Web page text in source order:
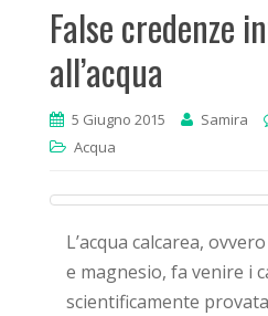
False credenze
all’acqua
5 Giugno 2015 Samira
Acqua
L’acqua calcarea,
e magnesio, fa venire i
scientificamente